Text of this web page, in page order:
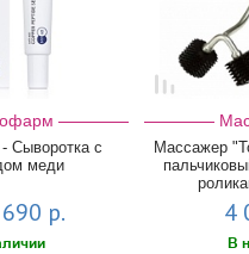
Сыворотка с
меди
р.
Массажер
4
В